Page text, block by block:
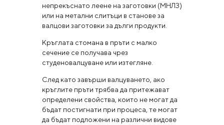
непрекъснато леене на заготовки (МНЛЗ)
или на метални слитъци в станове за
валцови заготовки за дълги продукти.
Кръглата стомана в пръти с малко
сечение се получава чрез
студеновалцуване или изтегляне.
След като завърши валцуването, ако
кръглите пръти трябва да притежават
определени свойства, които не могат да
бъдат постигнати при процеса, те могат
да бъдат подложени на различни видове